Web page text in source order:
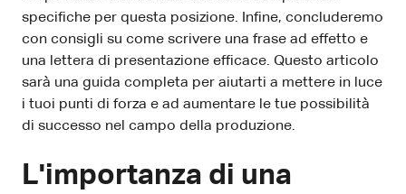
specifiche per questa posizione. Infine, concluderemo
con consigli su come scrivere una frase ad effetto e
una lettera di presentazione efficace. Questo articolo
sarà una guida completa per aiutarti a mettere in luce
i tuoi punti di forza e ad aumentare le tue possibilità
di successo nel campo della produzione.
L'importanza di una